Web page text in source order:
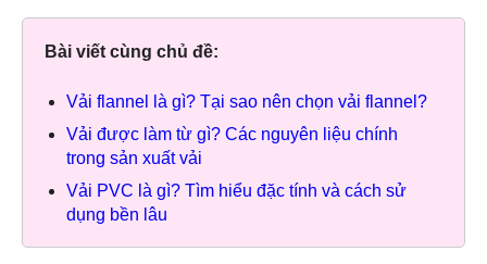
Bài viết cùng chủ đề:
Vải flannel là gì? Tại sao nên chọn vải flannel?
Vải được làm từ gì? Các nguyên liệu chính
trong sản xuất vải
Vải PVC là gì? Tìm hiểu đặc tính và cách sử
dụng bền lâu